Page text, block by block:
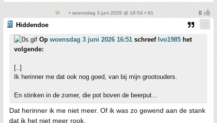
• woensdag 3 juni 2026 @ 16:54 • 61
Hiddendoe
Op woensdag 3 juni 2026 16:51 schreef Ivo1985 het
volgende:
[..]
Ik herinner me dat ook nog goed, van bij mijn grootouders.
En stinken in de zomer, die pot boven de beerput...
Dat herinner ik me niet meer. Of ik was zo gewend aan de stank
dat ik het niet meer rook.